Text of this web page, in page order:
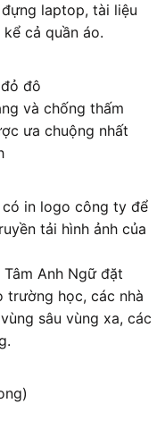
laptop, tài liệu
cả quần áo.
đô
và chống thấm
ưa chuộng nhất
có in logo công ty để
tải hình ảnh của
Tâm Anh Ngữ đặt
trường học, các nhà
sâu vùng xa, các